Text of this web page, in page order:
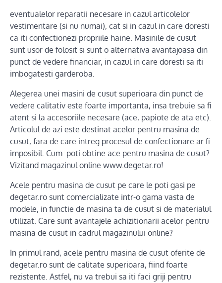
eventualelor reparatii necesare in cazul articolelor
vestimentare (si nu numai), cat si in cazul in care doresti
ca iti confectionezi propriile haine. Masinile de cusut
sunt usor de folosit si sunt o alternativa avantajoasa din
punct de vedere financiar, in cazul in care doresti sa iti
imbogatesti garderoba.
Alegerea unei masini de cusut superioara din punct de
vedere calitativ este foarte importanta, insa trebuie sa fi
atent si la accesoriile necesare (ace, papiote de ata etc).
Articolul de azi este destinat acelor pentru masina de
cusut, fara de care intreg procesul de confectionare ar fi
imposibil. Cum poti obtine ace pentru masina de cusut?
Vizitand magazinul online www.degetar.ro!
Acele pentru masina de cusut pe care le poti gasi pe
degetar.ro sunt comercializate intr-o gama vasta de
modele, in functie de masina ta de cusut si de materialul
utilizat. Care sunt avantajele achizitionarii acelor pentru
masina de cusut in cadrul magazinului online?
In primul rand, acele pentru masina de cusut oferite de
degetar.ro sunt de calitate superioara, fiind foarte
rezistente. Astfel, nu va trebui sa iti faci griji pentru